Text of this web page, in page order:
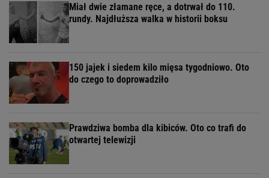
Miał dwie złamane ręce, a dotrwał do 110.
rundy. Najdłuższa walka w historii boksu
150 jajek i siedem kilo mięsa tygodniowo. Oto
do czego to doprowadziło
Prawdziwa bomba dla kibiców. Oto co trafi do
otwartej telewizji